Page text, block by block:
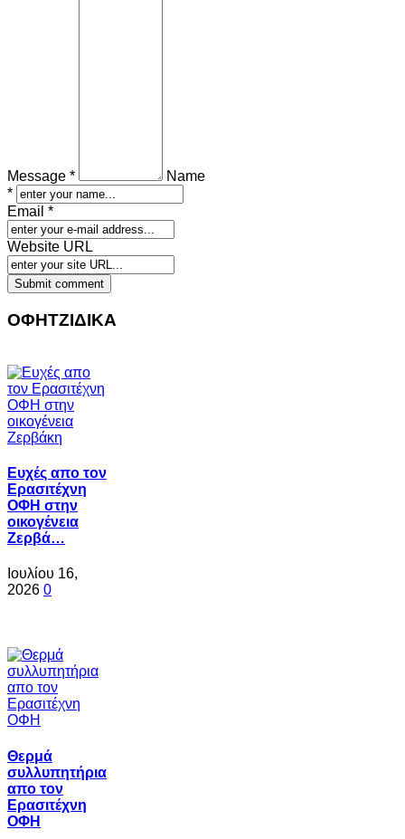
Message *
Name
*
Email *
Website URL
ΟΦΗΤΖΙΔΙΚΑ
Ευχές απο τον
Ερασιτέχνη
ΟΦΗ στην
οικογένεια
Ζερβά…
Ιουλίου 16,
2026 0
Θερμά
συλλυπητήρια
απο τον
Ερασιτέχνη
ΟΦΗ